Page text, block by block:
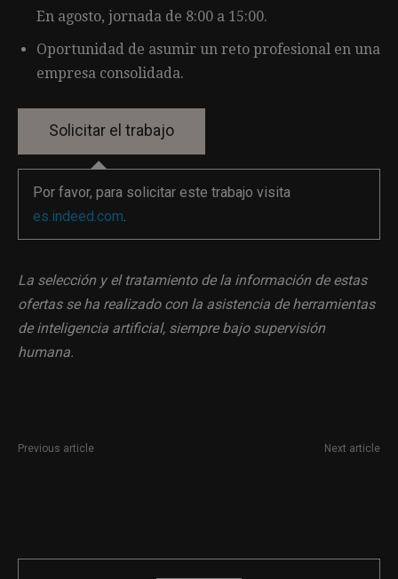
En agosto, jornada de 8:00 a 15:00.
Oportunidad de asumir un reto profesional en una
empresa consolidada.
Por favor, para solicitar este trabajo visita
es.indeed.com.
La selección y el tratamiento de la información de estas
ofertas se ha realizado con la asistencia de herramientas
de inteligencia artificial, siempre bajo supervisión
humana.
Previous article Next article